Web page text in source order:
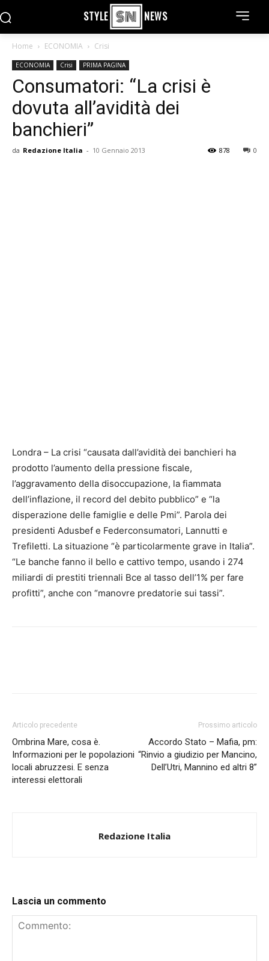
STYLE NEWS
Home ECONOMIA Crisi
ECONOMIA Crisi PRIMA PAGINA
Consumatori: “La crisi è
dovuta all’avidità dei
banchieri”
da Redazione Italia - 10 Gennaio 2013 0
878
Londra – La crisi “causata dall’avidità dei banchieri ha
prodotto l’aumento della pressione fiscale,
l’aggravamento della disoccupazione, la fiammata
dell’inflazione, il record del debito pubblico” e “la
disperazione delle famiglie e delle Pmi”. Parola dei
presidenti Adusbef e Federconsumatori, Lannutti e
Trefiletti. La situazione “è particolarmente grave in Italia”.
“Le banche fanno il bello e cattivo tempo, usando i 274
miliardi di prestiti triennali Bce al tasso dell’1% per fare
profitti”, anche con “manovre predatorie sui tassi”.
Articolo precedente
Ombrina Mare, cosa è.
Informazioni per le popolazioni
locali abruzzesi. E senza
interessi elettorali
Prossimo articolo
Accordo Stato – Mafia, pm:
“Rinvio a giudizio per Mancino,
Dell’Utri, Mannino ed altri 8”
Redazione Italia
Lascia un commento